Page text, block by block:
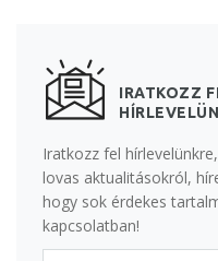
IRATKOZZ
Iratkozz fel
lovas aktualitásokról,
hogy sok érdekes
kapcsolatban!